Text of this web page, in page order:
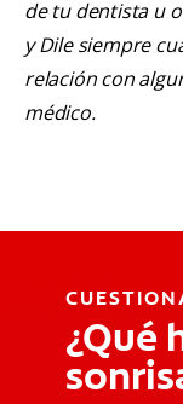
de tu dentista u
y Dile siempre
relación con
médico.
¿Qué